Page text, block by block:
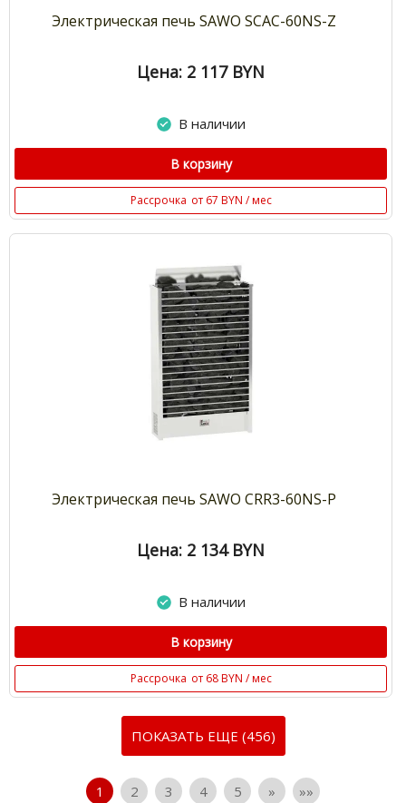
Электрическая печь SAWO SCAC-60NS-Z
Цена: 2 117 BYN
В наличии
В корзину
Рассрочка от 67 BYN / мес
Электрическая печь SAWO CRR3-60NS-P
Цена: 2 134 BYN
В наличии
В корзину
Рассрочка от 68 BYN / мес
ПОКАЗАТЬ ЕЩЕ (456)
1 2 3 4 5 » »»